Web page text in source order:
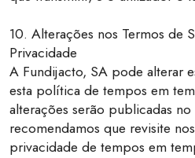
10. Alterações nos Termos de
Privacidade
A Fundijacto, SA pode alterar
esta política de tempos em
alterações serão publicadas
recomendamos que revisite
privacidade de tempos em